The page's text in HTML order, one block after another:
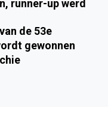
runner-up werd
de 53e
gewonnen